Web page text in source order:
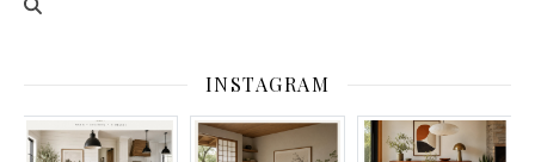
INSTAGRAM